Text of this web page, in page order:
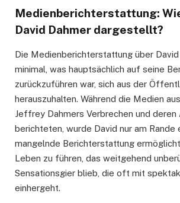
Medienberichterstattung:
David Dahmer dargestellt?
Die Medienberichterstattung über
minimal, was hauptsächlich auf seine
zurückzuführen war, sich aus der
herauszuhalten. Während die Medien
Jeffrey Dahmers Verbrechen und deren
berichteten, wurde David nur am Rande
mangelnde Berichterstattung
Leben zu führen, das weitgehend
Sensationsgier blieb, die oft mit
einhergeht.